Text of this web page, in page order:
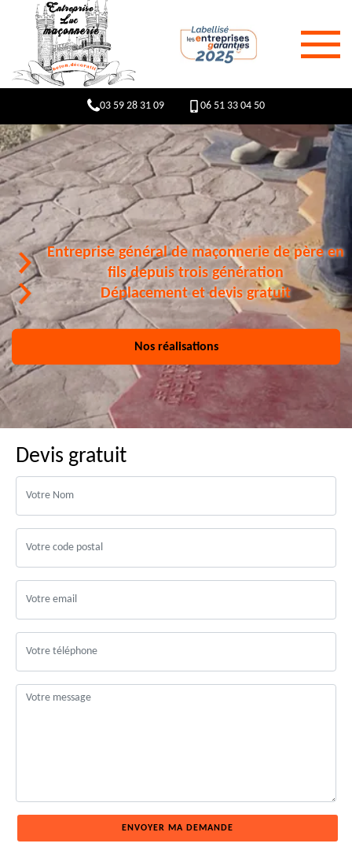
03 59 28 31 09 06 51 33 04 50
Entreprise général de maçonnerie de père en
fils depuis trois génération
Déplacement et devis gratuit
Nos réalisations
Devis gratuit